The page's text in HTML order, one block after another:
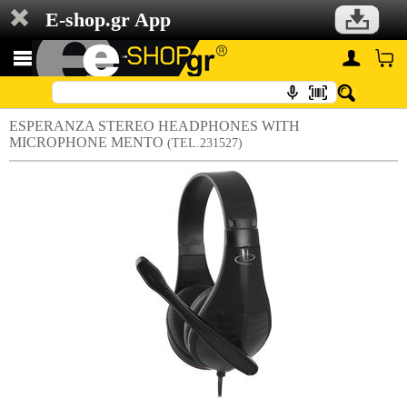
E-shop.gr App
ESPERANZA STEREO HEADPHONES WITH
MICROPHONE MENTO (TEL.231527)